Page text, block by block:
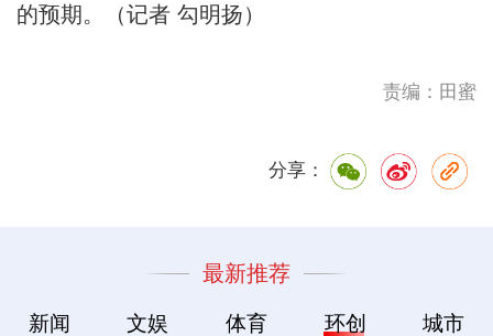
的预期。（记者 勾明扬）
责编：田蜜
分享：
最新推荐
新闻 文娱 体育 环创 城市